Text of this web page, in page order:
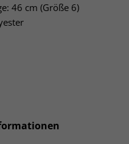
46 cm (Größe 6)